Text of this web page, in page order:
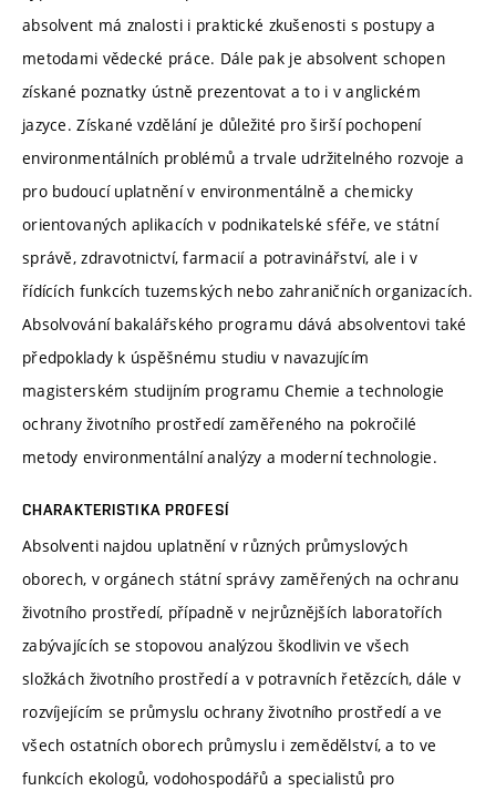
absolvent má znalosti i praktické zkušenosti s postupy a
metodami vědecké práce. Dále pak je absolvent schopen
získané poznatky ústně prezentovat a to i v anglickém
jazyce. Získané vzdělání je důležité pro širší pochopení
environmentálních problémů a trvale udržitelného rozvoje a
pro budoucí uplatnění v environmentálně a chemicky
orientovaných aplikacích v podnikatelské sféře, ve státní
správě, zdravotnictví, farmacií a potravinářství, ale i v
řídících funkcích tuzemských nebo zahraničních organizacích.
Absolvování bakalářského programu dává absolventovi také
předpoklady k úspěšnému studiu v navazujícím
magisterském studijním programu Chemie a technologie
ochrany životního prostředí zaměřeného na pokročilé
metody environmentální analýzy a moderní technologie.
CHARAKTERISTIKA PROFESÍ
Absolventi najdou uplatnění v různých průmyslových
oborech, v orgánech státní správy zaměřených na ochranu
životního prostředí, případně v nejrůznějších laboratořích
zabývajících se stopovou analýzou škodlivin ve všech
složkách životního prostředí a v potravních řetězcích, dále v
rozvíjejícím se průmyslu ochrany životního prostředí a ve
všech ostatních oborech průmyslu i zemědělství, a to ve
funkcích ekologů, vodohospodářů a specialistů pro